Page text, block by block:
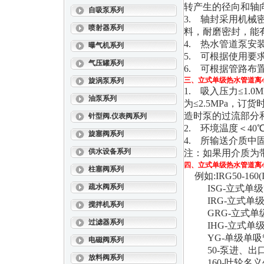
自吸泵系列
喷射器系列
曝气机系列
气压罐系列
旋涡泵系列
油泵系列
针型阀.仪表阀系列
旋塞阀系列
供水设备系列
柱塞阀系列
疏水阀系列
搅拌机系列
过滤器系列
电磁阀系列
放料阀系列
转产生的径向和轴
3. 轴封采用机械
料，耐磨密封，能
4. 热水管道泵安
5. 可根据使用要
6. 可根据管路布
三、 立式单级热水管道离
1. 吸入压力
为≤2.5MPa，订货
造时泵的过流部分
2. 环境温度＜40℃
4. 所输送介质中
注：如果用介质为
四、 立式单级热水管道离
例如:IRG50-
ISG-立式单级
IRG-立式单级
GRG-立式单级
IHG-立式单级
YG-单级单吸
50-泵进、出口